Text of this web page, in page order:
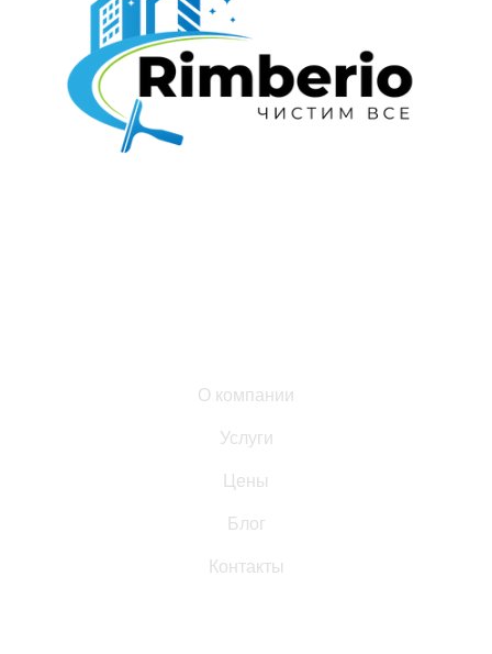
О компании
Услуги
Цены
Блог
Контакты